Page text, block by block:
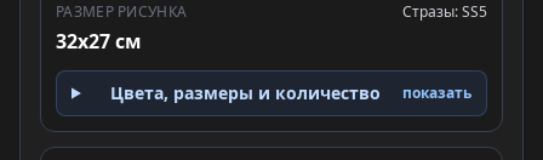
РАЗМЕР РИСУНКА
32x27 см
Стразы: SS5
Цвета, размеры и количество показать